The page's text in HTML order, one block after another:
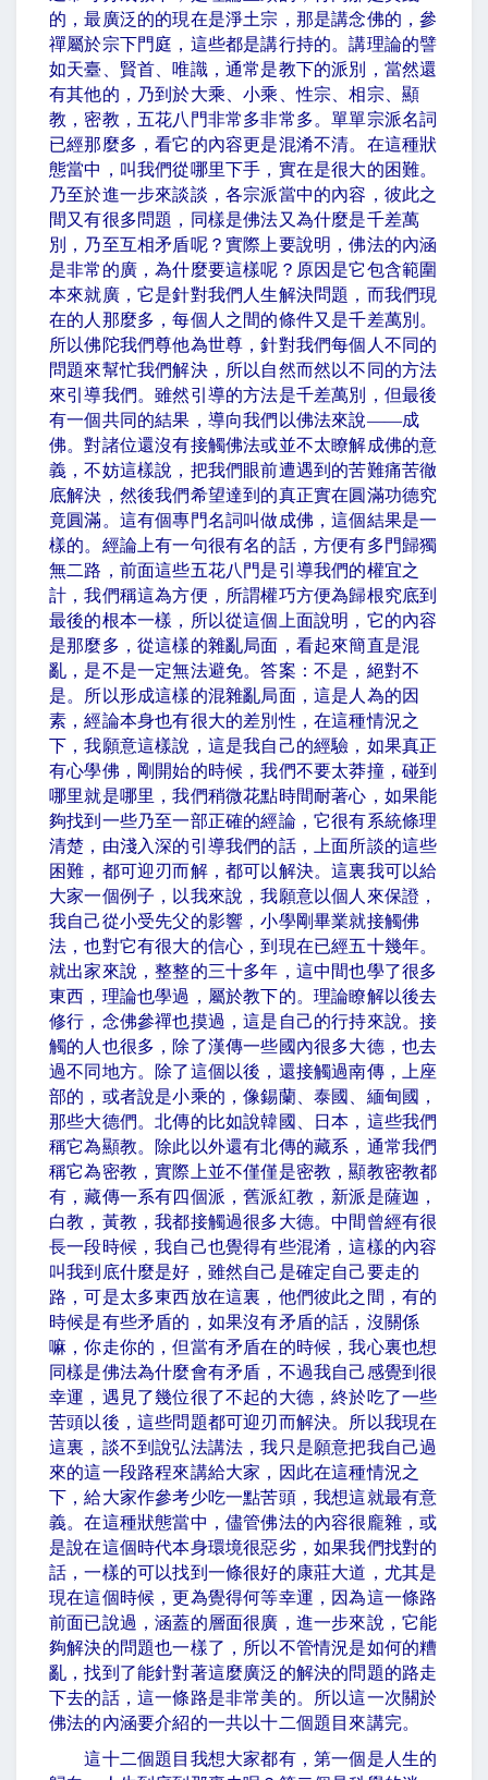
的，最廣泛的的現在是淨土宗，那是講念佛的，參
禪屬於宗下門庭，這些都是講行持的。講理論的譬
如天臺、賢首、唯識，通常是教下的派別，當然還
有其他的，乃到於大乘、小乘、性宗、相宗、顯
教，密教，五花八門非常多非常多。單單宗派名詞
已經那麼多，看它的內容更是混淆不清。在這種狀
態當中，叫我們從哪里下手，實在是很大的困難。
乃至於進一步來談談，各宗派當中的內容，彼此之
間又有很多問題，同樣是佛法又為什麼是千差萬
別，乃至互相矛盾呢？實際上要說明，佛法的內涵
是非常的廣，為什麼要這樣呢？原因是它包含範圍
本來就廣，它是針對我們人生解決問題，而我們現
在的人那麼多，每個人之間的條件又是千差萬別。
所以佛陀我們尊他為世尊，針對我們每個人不同的
問題來幫忙我們解決，所以自然而然以不同的方法
來引導我們。雖然引導的方法是千差萬別，但最後
有一個共同的結果，導向我們以佛法來說——成
佛。對諸位還沒有接觸佛法或並不太瞭解成佛的意
義，不妨這樣說，把我們眼前遭遇到的苦難痛苦徹
底解決，然後我們希望達到的真正實在圓滿功德究
竟圓滿。這有個專門名詞叫做成佛，這個結果是一
樣的。經論上有一句很有名的話，方便有多門歸獨
無二路，前面這些五花八門是引導我們的權宜之
計，我們稱這為方便，所謂權巧方便為歸根究底到
最後的根本一樣，所以從這個上面說明，它的內容
是那麼多，從這樣的雜亂局面，看起來簡直是混
亂，是不是一定無法避免。答案：不是，絕對不
是。所以形成這樣的混雜亂局面，這是人為的因
素，經論本身也有很大的差別性，在這種情況之
下，我願意這樣說，這是我自己的經驗，如果真正
有心學佛，剛開始的時候，我們不要太莽撞，碰到
哪里就是哪里，我們稍微花點時間耐著心，如果能
夠找到一些乃至一部正確的經論，它很有系統條理
清楚，由淺入深的引導我們的話，上面所談的這些
困難，都可迎刃而解，都可以解決。這裏我可以給
大家一個例子，以我來說，我願意以個人來保證，
我自己從小受先父的影響，小學剛畢業就接觸佛
法，也對它有很大的信心，到現在已經五十幾年。
就出家來說，整整的三十多年，這中間也學了很多
東西，理論也學過，屬於教下的。理論瞭解以後去
修行，念佛參禪也摸過，這是自己的行持來說。接
觸的人也很多，除了漢傳一些國內很多大德，也去
過不同地方。除了這個以後，還接觸過南傳，上座
部的，或者說是小乘的，像錫蘭、泰國、緬甸國，
那些大德們。北傳的比如說韓國、日本，這些我們
稱它為顯教。除此以外還有北傳的藏系，通常我們
稱它為密教，實際上並不僅僅是密教，顯教密教都
有，藏傳一系有四個派，舊派紅教，新派是薩迦，
白教，黃教，我都接觸過很多大德。中間曾經有很
長一段時候，我自己也覺得有些混淆，這樣的內容
叫我到底什麼是好，雖然自己是確定自己要走的
路，可是太多東西放在這裏，他們彼此之間，有的
時候是有些矛盾的，如果沒有矛盾的話，沒關係
嘛，你走你的，但當有矛盾在的時候，我心裏也想
同樣是佛法為什麼會有矛盾，不過我自己感覺到很
幸運，遇見了幾位很了不起的大德，終於吃了一些
苦頭以後，這些問題都可迎刃而解決。所以我現在
這裏，談不到說弘法講法，我只是願意把我自己過
來的這一段路程來講給大家，因此在這種情況之
下，給大家作參考少吃一點苦頭，我想這就最有意
義。在這種狀態當中，儘管佛法的內容很龐雜，或
是說在這個時代本身環境很惡劣，如果我們找對的
話，一樣的可以找到一條很好的康莊大道，尤其是
現在這個時候，更為覺得何等幸運，因為這一條路
前面已說過，涵蓋的層面很廣，進一步來說，它能
夠解決的問題也一樣了，所以不管情況是如何的糟
亂，找到了能針對著這麼廣泛的解決的問題的路走
下去的話，這一條路是非常美的。所以這一次關於
佛法的內涵要介紹的一共以十二個題目來講完。
這十二個題目我想大家都有，第一個是人生的